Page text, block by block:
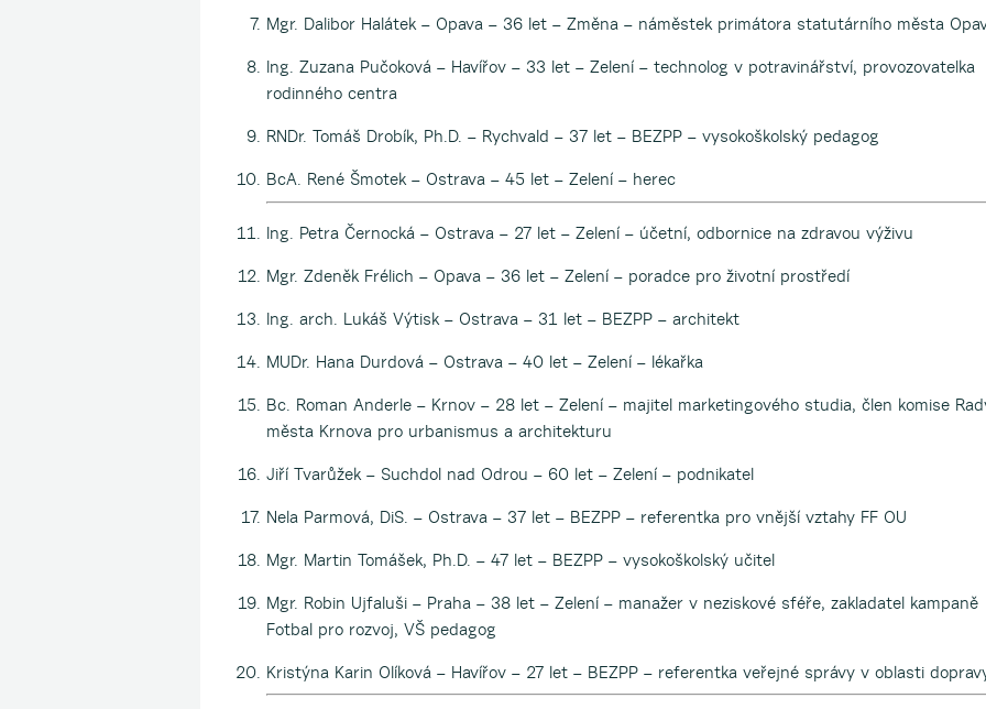
Mgr. Dalibor Halátek – Opava – 36 let – Změna – náměstek primátora statutárního města
Ing. Zuzana Pučoková – Havířov – 33 let – Zelení – technolog v potravinářství, provozovatelka
rodinného centra
RNDr. Tomáš Drobík, Ph.D. – Rychvald – 37 let – BEZPP – vysokoškolský pedagog
BcA. René Šmotek – Ostrava – 45 let – Zelení – herec
Ing. Petra Černocká – Ostrava – 27 let – Zelení – účetní, odbornice na zdravou výživu
Mgr. Zdeněk Frélich – Opava – 36 let – Zelení – poradce pro životní prostředí
Ing. arch. Lukáš Výtisk – Ostrava – 31 let – BEZPP – architekt
MUDr. Hana Durdová – Ostrava – 40 let – Zelení – lékařka
Bc. Roman Anderle – Krnov – 28 let – Zelení – majitel marketingového studia, člen komise
města Krnova pro urbanismus a architekturu
Jiří Tvarůžek – Suchdol nad Odrou – 60 let – Zelení – podnikatel
Nela Parmová, DiS. – Ostrava – 37 let – BEZPP – referentka pro vnější vztahy FF OU
Mgr. Martin Tomášek, Ph.D. – 47 let – BEZPP – vysokoškolský učitel
Mgr. Robin Ujfaluši – Praha – 38 let – Zelení – manažer v neziskové sféře, zakladatel kampaně
Fotbal pro rozvoj, VŠ pedagog
Kristýna Karin Olíková – Havířov – 27 let – BEZPP – referentka veřejné správy v oblasti